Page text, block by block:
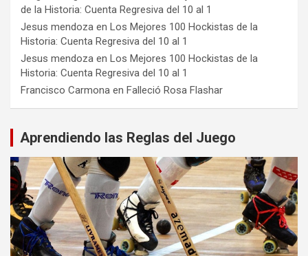
de la Historia: Cuenta Regresiva del 10 al 1
Jesus mendoza en Los Mejores 100 Hockistas de la
Historia: Cuenta Regresiva del 10 al 1
Jesus mendoza en Los Mejores 100 Hockistas de la
Historia: Cuenta Regresiva del 10 al 1
Francisco Carmona en Falleció Rosa Flashar
Aprendiendo las Reglas del Juego